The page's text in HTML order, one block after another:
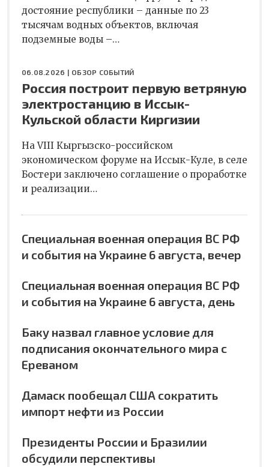
достояние республики – данные по 23
тысячам водных объектов, включая
подземные воды –…
06.08.2026 | ОБЗОР СОБЫТИЙ
Россия построит первую ветряную
электростанцию в Иссык-
Кульской области Киргизии
На VIII Кыргызско-российском
экономическом форуме на Иссык-Куле, в селе
Бостери заключено соглашение о проработке
и реализации…
Специальная военная операция ВС РФ
и события на Украине 6 августа, вечер
Специальная военная операция ВС РФ
и события на Украине 6 августа, день
Баку назвал главное условие для
подписания окончательного мира с
Ереваном
Дамаск пообещал США сократить
импорт нефти из России
Президенты России и Бразилии
обсудили перспективы